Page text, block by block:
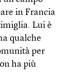
in Francia
Lui è
qualche
per
ha più